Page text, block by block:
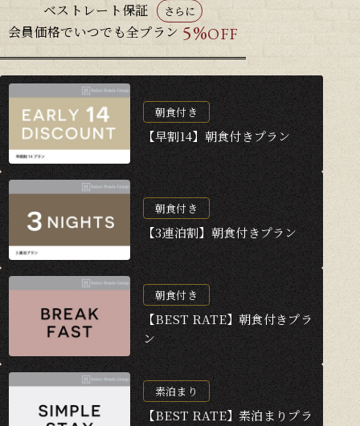
ベストレート保証 さらに
会員価格でいつでも全プラン 5%OFF
朝食付き
【早割14】朝食付きプラン
朝食付き
【3連泊割】朝食付きプラン
朝食付き
【BEST RATE】朝食付きプラ
ン
素泊まり
【BEST RATE】素泊まりプラ